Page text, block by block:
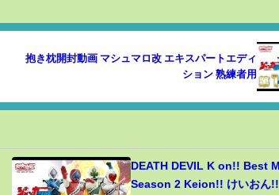
抱き枕開封動画 マシュマロ改 エキスパートエディ
ション 熟練者用
DEATH DEVIL K on!! Best Moments #08
Season 2 Keion!! けいおん!!